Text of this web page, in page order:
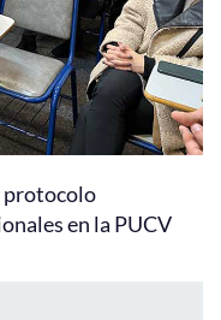
protocolo
en la PUCV